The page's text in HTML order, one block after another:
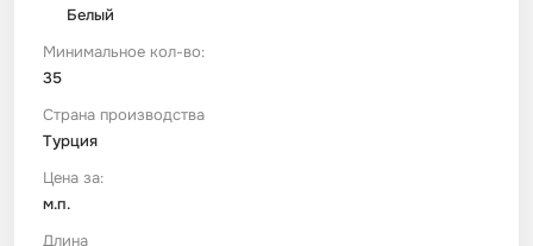
Белый
Минимальное кол-во:
35
Страна производства
Турция
Цена за:
м.п.
Длина
Сетка
Ситец
Спанбонд
Фланель
Флис
Космос
Техника / транспорт
Этнический